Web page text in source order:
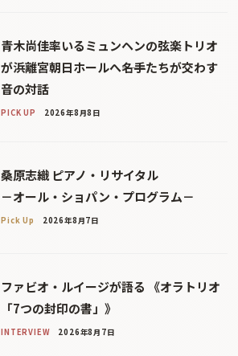
青木尚佳率いるミュンヘンの弦楽トリオ
が浜離宮朝日ホールへ――名手たちが交わす
音の対話
PICK UP 2026年8月8日
桑原志織 ピアノ・リサイタル
－オール・ショパン・プログラム－
Pick Up 2026年8月7日
ファビオ・ルイージが語る 《オラトリオ
「7つの封印の書」》
INTERVIEW 2026年8月7日